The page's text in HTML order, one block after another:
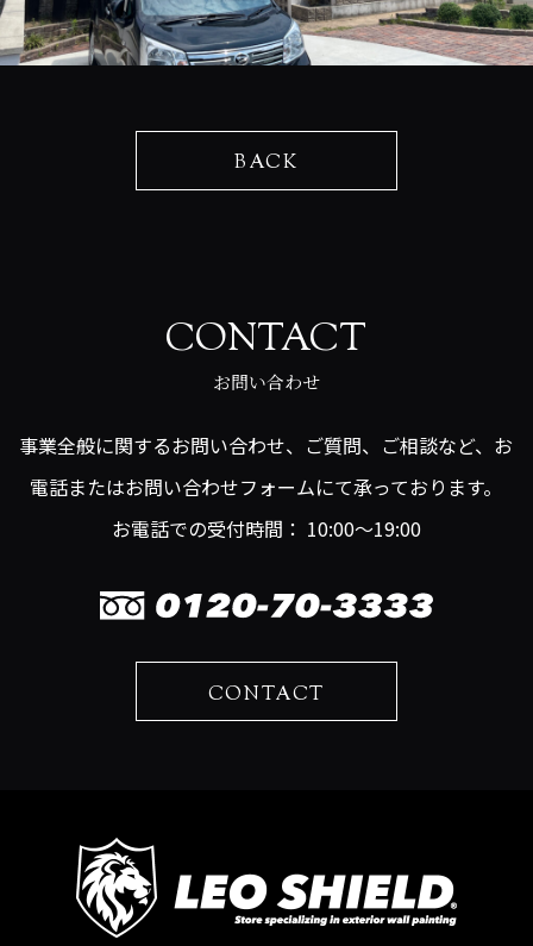
BACK
CONTACT
お問い合わせ
事業全般に関するお問い合わせ、ご質問、ご相談など、お
電話またはお問い合わせフォームにて承っております。
お電話での受付時間： 10:00～19:00
CONTACT